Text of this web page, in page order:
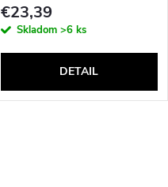
€23,39
Skladom >6 ks
DETAIL